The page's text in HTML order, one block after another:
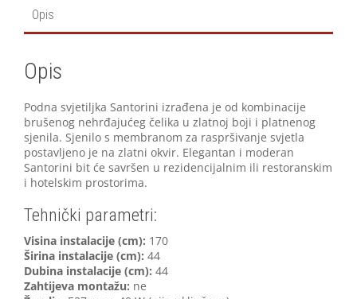
Opis
Opis
Podna svjetiljka Santorini izrađena je od kombinacije
brušenog nehrđajućeg čelika u zlatnoj boji i platnenog
sjenila. Sjenilo s membranom za raspršivanje svjetla
postavljeno je na zlatni okvir. Elegantan i moderan
Santorini bit će savršen u rezidencijalnim ili restoranskim
i hotelskim prostorima.
Tehnički parametri:
Visina instalacije (cm): 170
Širina instalacije (cm): 44
Dubina instalacije (cm): 44
Zahtijeva montažu: ne